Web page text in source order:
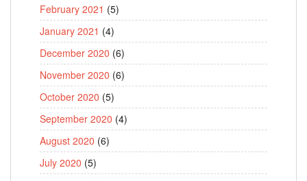
February 2021 (5)
January 2021 (4)
December 2020 (6)
November 2020 (6)
October 2020 (5)
September 2020 (4)
August 2020 (6)
July 2020 (5)